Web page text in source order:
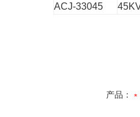
ACJ-33045
产品：